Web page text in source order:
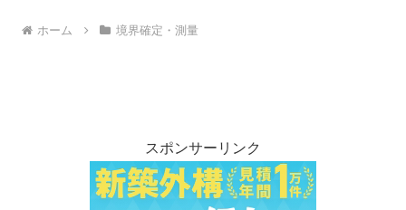
ホーム 境界確定・測量
スポンサーリンク